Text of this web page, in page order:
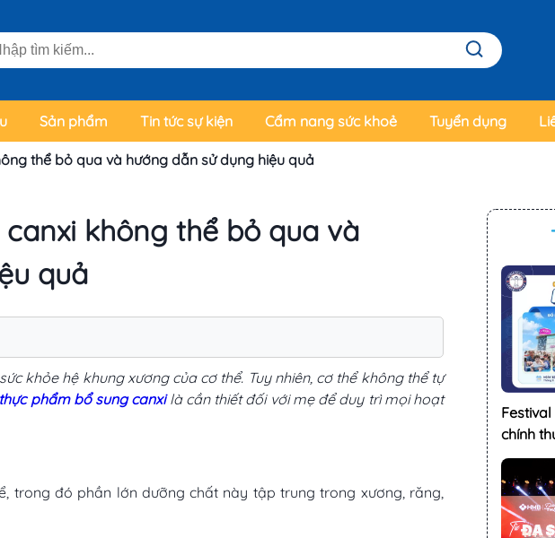
Sản phẩm Tin tức sự kiện Cẩm nang sức khoẻ Tuyển dụng
thể bỏ qua và hướng dẫn sử dụng hiệu quả
không thể bỏ qua và
quả
khỏe hệ khung xương của cơ thể. Tuy nhiên, cơ thể không thể tự
phẩm bổ sung canxi là cần thiết đối với mẹ để duy trì mọi hoạt
trong đó phần lớn dưỡng chất này tập trung trong xương, răng,
chính